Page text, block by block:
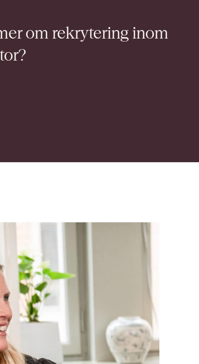
om rekrytering inom